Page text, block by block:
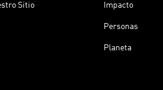
Sitio Impacto
Personas
Planeta